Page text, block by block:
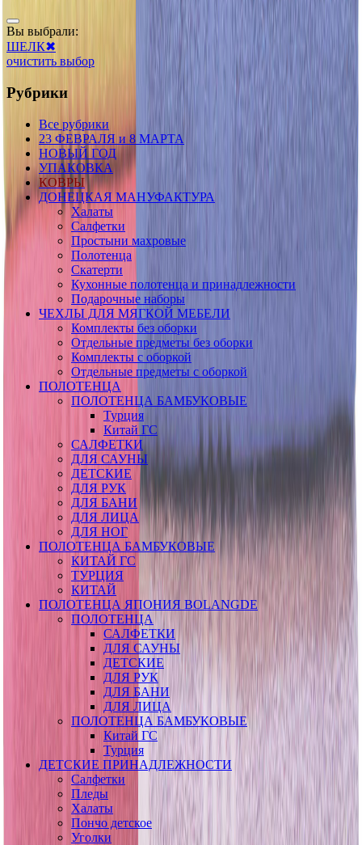
Вы выбрали:
ШЕЛК✖
очистить выбор
Рубрики
Все рубрики
23 ФЕВРАЛЯ и 8 МАРТА
НОВЫЙ ГОД
УПАКОВКА
КОВРЫ
ДОНЕЦКАЯ МАНУФАКТУРА
Халаты
Салфетки
Простыни махровые
Полотенца
Скатерти
Кухонные полотенца и принадлежности
Подарочные наборы
ЧЕХЛЫ ДЛЯ МЯГКОЙ МЕБЕЛИ
Комплекты без оборки
Отдельные предметы без оборки
Комплекты с оборкой
Отдельные предметы с оборкой
ПОЛОТЕНЦА
ПОЛОТЕНЦА БАМБУКОВЫЕ
Турция
Китай ГС
САЛФЕТКИ
ДЛЯ САУНЫ
ДЕТСКИЕ
ДЛЯ РУК
ДЛЯ БАНИ
ДЛЯ ЛИЦА
ДЛЯ НОГ
ПОЛОТЕНЦА БАМБУКОВЫЕ
КИТАЙ ГС
ТУРЦИЯ
КИТАЙ
ПОЛОТЕНЦА ЯПОНИЯ BOLANGDE
ПОЛОТЕНЦА
САЛФЕТКИ
ДЛЯ САУНЫ
ДЕТСКИЕ
ДЛЯ РУК
ДЛЯ БАНИ
ДЛЯ ЛИЦА
ПОЛОТЕНЦА БАМБУКОВЫЕ
Китай ГС
Турция
ДЕТСКИЕ ПРИНАДЛЕЖНОСТИ
Салфетки
Пледы
Халаты
Пончо детское
Уголки